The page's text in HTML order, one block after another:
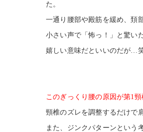
た。
一通り腰部や殿筋を緩め、頚
小さい声で「怖っ！」と驚い
嬉しい意味だといいのだが…
このぎっくり腰の原因が第1
頸椎のズレを調整するだけで
また、ジンクパターンという